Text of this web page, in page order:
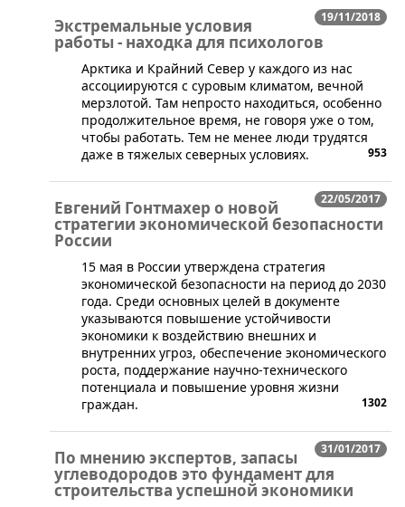
19/11/2018
Экстремальные условия
работы - находка для психологов
​Арктика и Крайний Север у каждого из нас
ассоциируются с суровым климатом, вечной
мерзлотой. Там непросто находиться, особенно
продолжительное время, не говоря уже о том,
чтобы работать. Тем не менее люди трудятся
даже в тяжелых северных условиях.
953
22/05/2017
Евгений Гонтмахер о новой
стратегии экономической безопасности
России
​15 мая в России утверждена стратегия
экономической безопасности на период до 2030
года. Среди основных целей в документе
указываются повышение устойчивости
экономики к воздействию внешних и
внутренних угроз, обеспечение экономического
роста, поддержание научно-технического
потенциала и повышение уровня жизни
граждан.
1302
31/01/2017
По мнению экспертов, запасы
углеводородов это фундамент для
строительства успешной экономики